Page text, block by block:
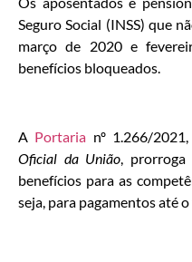
Seguro Social (INSS) que
março de 2020 e
benefícios bloqueados.
A Portaria nº 1.266/
Oficial da União,
benefícios para as
seja, para pagamentos até